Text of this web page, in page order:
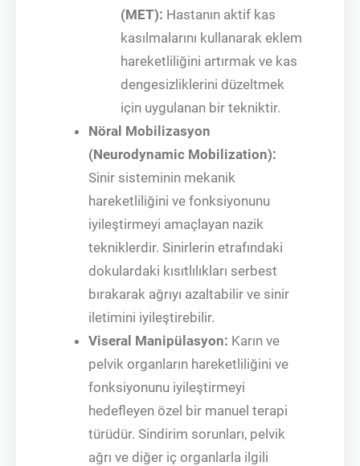
(MET): Hastanın aktif kas
kasılmalarını kullanarak eklem
hareketliliğini artırmak ve kas
dengesizliklerini düzeltmek
için uygulanan bir tekniktir.
Nöral Mobilizasyon
(Neurodynamic Mobilization):
Sinir sisteminin mekanik
hareketliliğini ve fonksiyonunu
iyileştirmeyi amaçlayan nazik
tekniklerdir. Sinirlerin etrafındaki
dokulardaki kısıtlılıkları serbest
bırakarak ağrıyı azaltabilir ve sinir
iletimini iyileştirebilir.
Viseral Manipülasyon: Karın ve
pelvik organların hareketliliğini ve
fonksiyonunu iyileştirmeyi
hedefleyen özel bir manuel terapi
türüdür. Sindirim sorunları, pelvik
ağrı ve diğer iç organlarla ilgili